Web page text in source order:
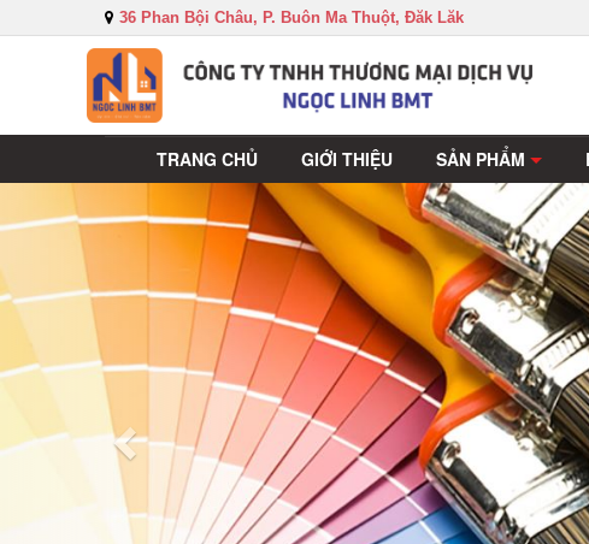
36 Phan Bội Châu, P. Buôn Ma Thuột, Đăk Lăk
TRANG CHỦ GIỚI THIỆU SẢN PHẨM